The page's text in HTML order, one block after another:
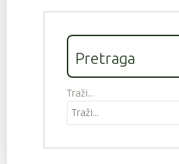
Pretraga
Traži...